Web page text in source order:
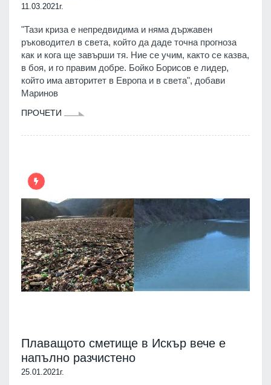
11.03.2021г.
"Тази криза е непредвидима и няма държавен
ръководител в света, който да даде точна прогноза
как и кога ще завърши тя. Ние се учим, както се казва,
в боя, и го правим добре. Бойко Борисов е лидер,
който има авторитет в Европа и в света", добави
Маринов
ПРОЧЕТИ
Плаващото сметище в Искър вече е
напълно разчистено
25.01.2021г.